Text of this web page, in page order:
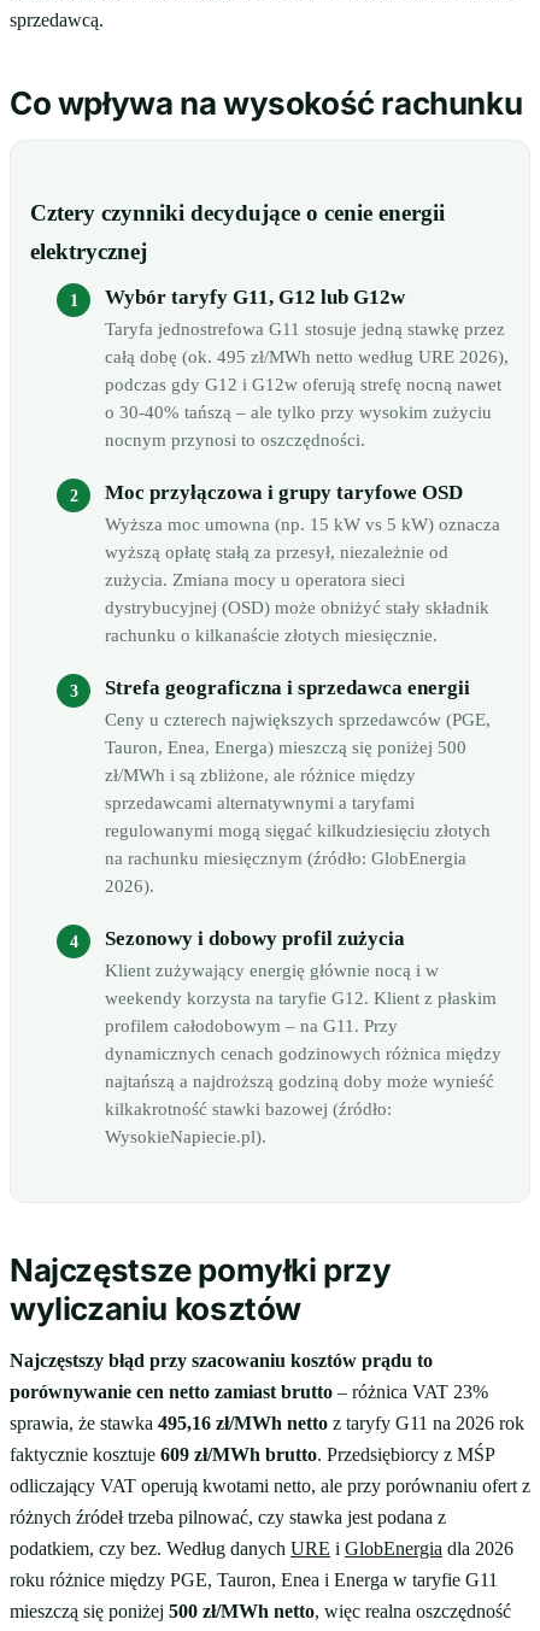
sprzedawcą.
Co wpływa na wysokość rachunku
Cztery czynniki decydujące o cenie energii
elektrycznej
Wybór taryfy G11, G12 lub G12w
Taryfa jednostrefowa G11 stosuje jedną stawkę przez
całą dobę (ok. 495 zł/MWh netto według URE 2026),
podczas gdy G12 i G12w oferują strefę nocną nawet
o 30-40% tańszą – ale tylko przy wysokim zużyciu
nocnym przynosi to oszczędności.
Moc przyłączowa i grupy taryfowe OSD
Wyższa moc umowna (np. 15 kW vs 5 kW) oznacza
wyższą opłatę stałą za przesył, niezależnie od
zużycia. Zmiana mocy u operatora sieci
dystrybucyjnej (OSD) może obniżyć stały składnik
rachunku o kilkanaście złotych miesięcznie.
Strefa geograficzna i sprzedawca energii
Ceny u czterech największych sprzedawców (PGE,
Tauron, Enea, Energa) mieszczą się poniżej 500
zł/MWh i są zbliżone, ale różnice między
sprzedawcami alternatywnymi a taryfami
regulowanymi mogą sięgać kilkudziesięciu złotych
na rachunku miesięcznym (źródło: GlobEnergia
2026).
Sezonowy i dobowy profil zużycia
Klient zużywający energię głównie nocą i w
weekendy korzysta na taryfie G12. Klient z płaskim
profilem całodobowym – na G11. Przy
dynamicznych cenach godzinowych różnica między
najtańszą a najdroższą godziną doby może wynieść
kilkakrotność stawki bazowej (źródło:
WysokieNapiecie.pl).
Najczęstsze pomyłki przy
wyliczaniu kosztów
Najczęstszy błąd przy szacowaniu kosztów prądu to
porównywanie cen netto zamiast brutto – różnica VAT 23%
sprawia, że stawka 495,16 zł/MWh netto z taryfy G11 na 2026 rok
faktycznie kosztuje 609 zł/MWh brutto. Przedsiębiorcy z MŚP
odliczający VAT operują kwotami netto, ale przy porównaniu ofert z
różnych źródeł trzeba pilnować, czy stawka jest podana z
podatkiem, czy bez. Według danych URE i GlobEnergia dla 2026
roku różnice między PGE, Tauron, Enea i Energa w taryfie G11
mieszczą się poniżej 500 zł/MWh netto, więc realna oszczędność